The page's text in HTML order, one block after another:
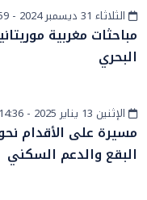
دولي
الثلاثاء 31 ديسمبر 2024 - 12:59
مباحثات مغربية
البحري
أخبار الصحراءالإثنين 13 يناير 2025 - 14:36
مسيرة على الأقدام
البقع والدعم السكني